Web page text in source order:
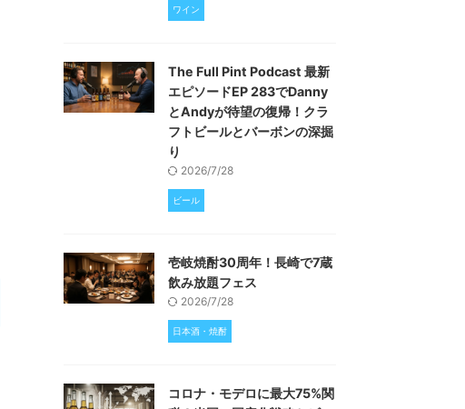
ワイン
The Full Pint Podcast 最新
エピソードEP 283でDanny
とAndyが待望の復帰！クラ
フトビールとバーボンの深掘
り
2026/7/28
ビール
壱岐焼酎30周年！長崎で7蔵
飲み放題フェス
2026/7/28
日本酒・焼酎
コロナ・モデロに最大75%関